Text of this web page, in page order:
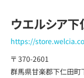
ウエルシア
https://
〒 370-2601
群馬県甘楽郡下仁田町